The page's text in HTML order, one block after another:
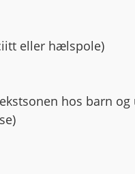
eller hælspole)
vekstsonen hos barn